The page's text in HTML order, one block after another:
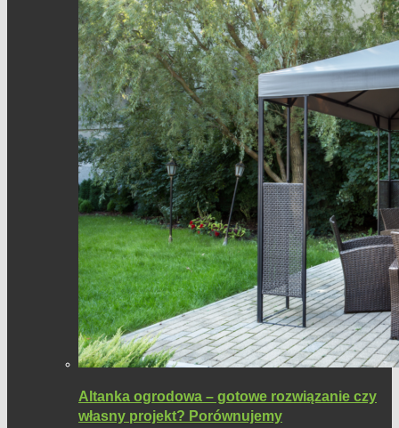
Altanka ogrodowa – gotowe rozwiązanie czy
własny projekt? Porównujemy